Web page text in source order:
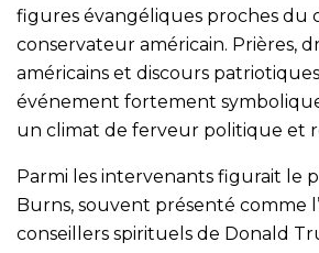
figures évangéliques proches du
conservateur américain. Prières,
américains et discours
événement fortement
un climat de ferveur politique et
Parmi les intervenants figurait le
Burns, souvent présenté comme
conseillers spirituels de Donald